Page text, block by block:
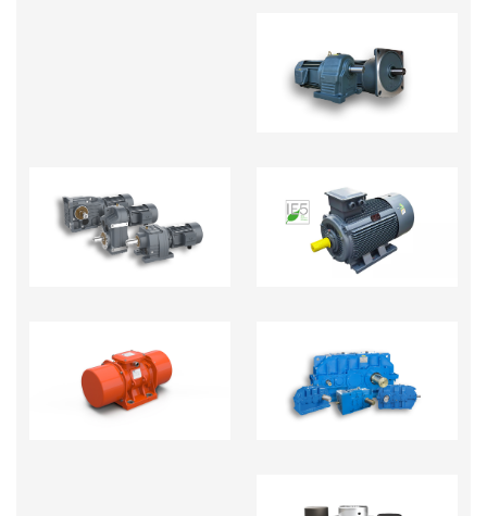
MOTOR GIẢM TỐC
MOTOR GIẢM TỐC
TẢI NẶNG R.S.K.F
ĐỘNG CƠ ĐIỆN
ĐỘNG CƠ RUNG
HỘP GIẢM TỐC CÔNG
NGHIỆP NẶNG